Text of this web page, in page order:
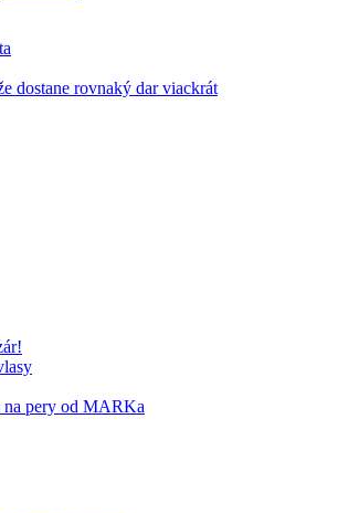
dostane rovnaký dar viackrát
na pery od MARKa